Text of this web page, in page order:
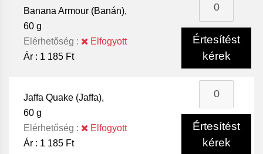
Banana Armour (Banán),
60 g
Elérhetőség :
Elfogyott
Ár : 1 185 Ft
Értesítést
kérek
Jaffa Quake (Jaffa),
60 g
Elérhetőség :
Elfogyott
Ár : 1 185 Ft
Értesítést
kérek